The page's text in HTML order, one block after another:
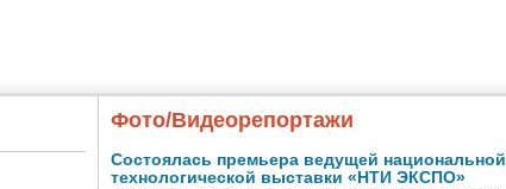
Фото/Видеорепортажи
Состоялась премьера ведущей национальной
технологической выставки «НТИ ЭКСПО»